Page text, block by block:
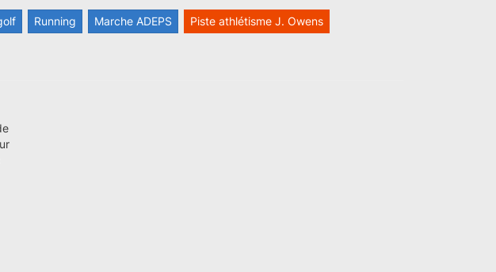
Running Marche ADEPS Piste athlétisme J. Owens